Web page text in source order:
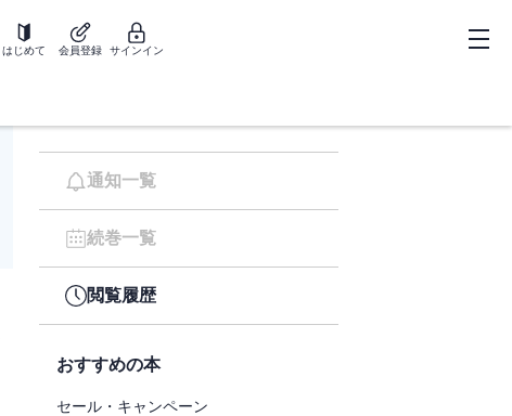
はじめて 会員登録 サインイン
通知一覧
続巻一覧
閲覧履歴
おすすめの本
セール・キャンペーン